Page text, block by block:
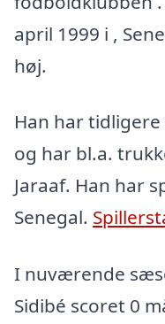
april 1999 i ,
høj.
Han har
og har bl.a.
Jaraaf. Han har
Senegal.
I nuværende
Sidibé scoret 0